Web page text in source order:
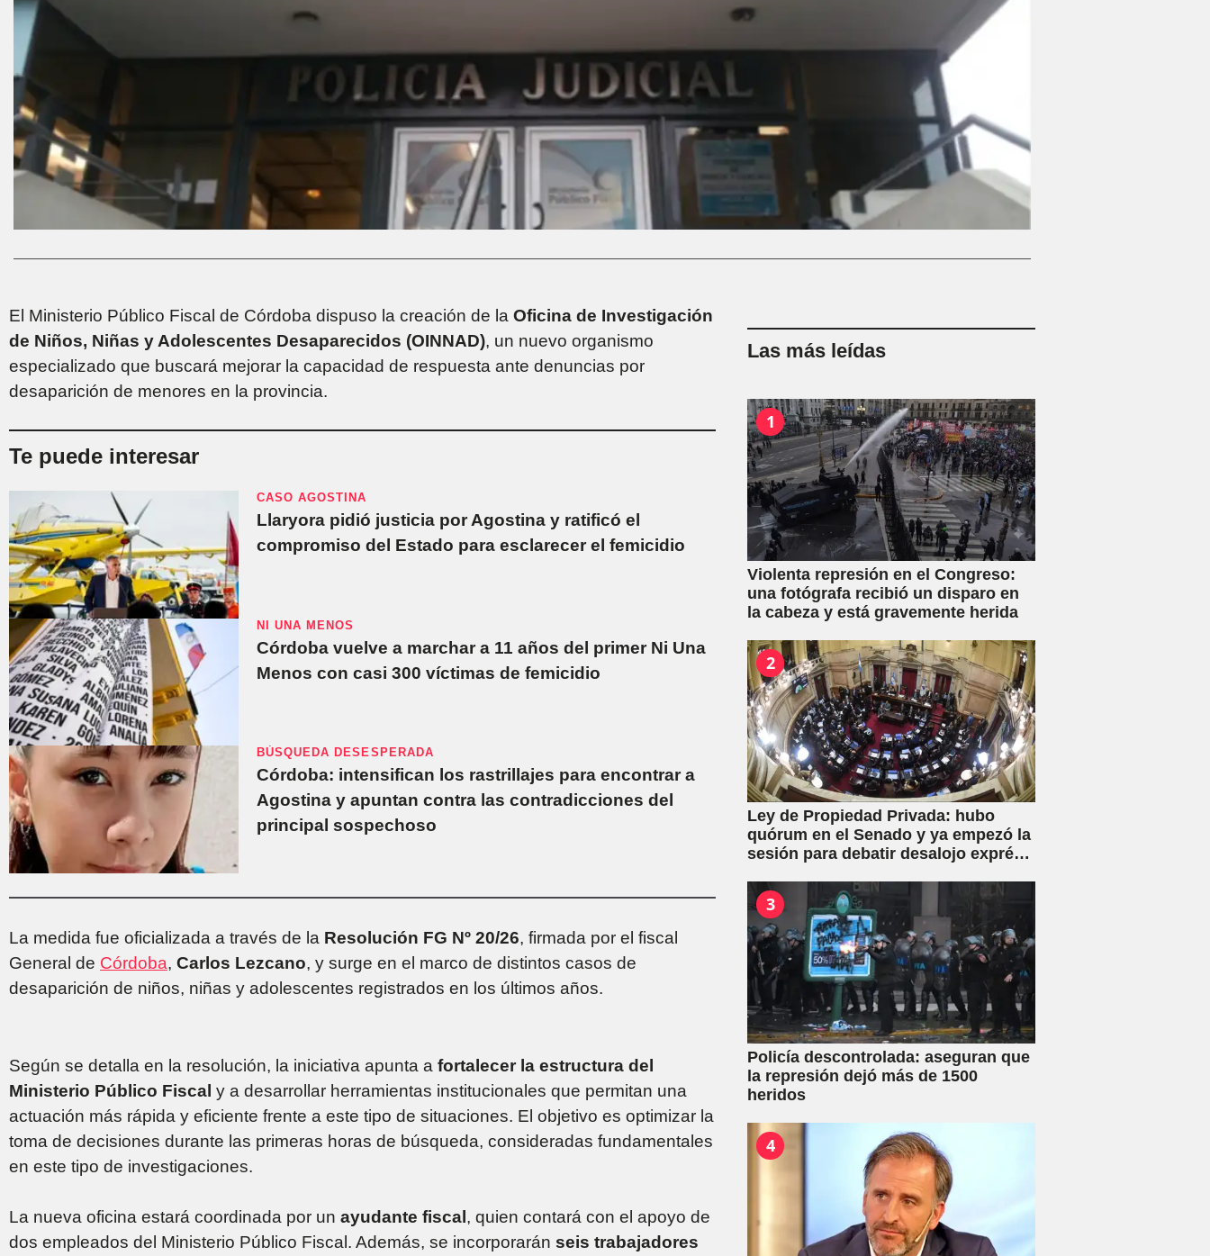
El Ministerio Público Fiscal de Córdoba dispuso la creación de la Oficina de Investigación
de Niños, Niñas y Adolescentes Desaparecidos (OINNAD), un nuevo organismo
especializado que buscará mejorar la capacidad de respuesta ante denuncias por
desaparición de menores en la provincia.
Te puede interesar
CASO AGOSTINA
Llaryora pidió justicia por Agostina y ratificó el
compromiso del Estado para esclarecer el femicidio
NI UNA MENOS
Córdoba vuelve a marchar a 11 años del primer Ni Una
Menos con casi 300 víctimas de femicidio
BÚSQUEDA DESESPERADA
Córdoba: intensifican los rastrillajes para encontrar a
Agostina y apuntan contra las contradicciones del
principal sospechoso
La medida fue oficializada a través de la Resolución FG Nº 20/26, firmada por el fiscal
General de Córdoba, Carlos Lezcano, y surge en el marco de distintos casos de
desaparición de niños, niñas y adolescentes registrados en los últimos años.
Según se detalla en la resolución, la iniciativa apunta a fortalecer la estructura del
Ministerio Público Fiscal y a desarrollar herramientas institucionales que permitan una
actuación más rápida y eficiente frente a este tipo de situaciones. El objetivo es optimizar la
toma de decisiones durante las primeras horas de búsqueda, consideradas fundamentales
en este tipo de investigaciones.
La nueva oficina estará coordinada por un ayudante fiscal , quien contará con el apoyo de
dos empleados del Ministerio Público Fiscal. Además, se incorporarán seis trabajadores
Las más leídas
1
Violenta represión en el Congreso:
una fotógrafa recibió un disparo en
la cabeza y está gravemente herida
2
Ley de Propiedad Privada: hubo
quórum en el Senado y ya empezó la
sesión para debatir desalojo exprés
3
Policía descontrolada: aseguran que
la represión dejó más de 1500
heridos
4